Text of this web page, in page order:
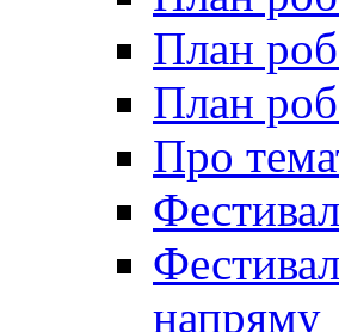
План
План
Про
напряму